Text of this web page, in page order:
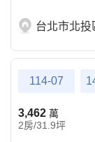
台北市北
114-07
3,462 萬
2房/31.9坪